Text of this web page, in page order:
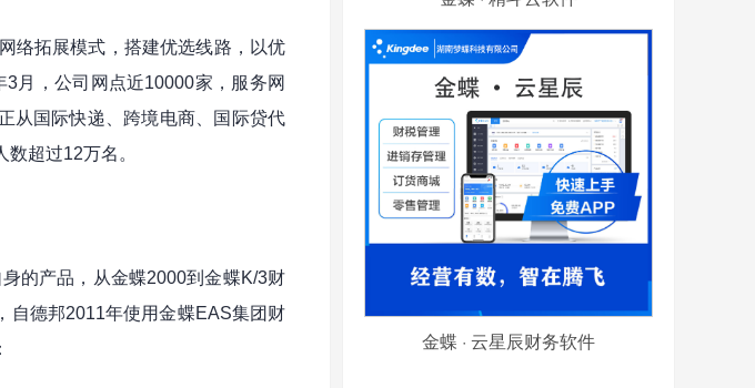
络拓展模式，搭建优选线路，以优
月，公司网点近10000家，服务网
从国际快递、跨境电商、国际贷代
超过12万名。
的产品，从金蝶2000到金蝶K/3财
自德邦2011年使用金蝶EAS集团财
金蝶 · 云星辰财务软件